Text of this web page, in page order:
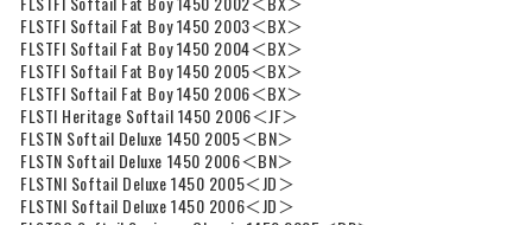
FLSTFI Softail Fat Boy 1450 2003＜BX＞
FLSTFI Softail Fat Boy 1450 2004＜BX＞
FLSTFI Softail Fat Boy 1450 2005＜BX＞
FLSTFI Softail Fat Boy 1450 2006＜BX＞
FLSTI Heritage Softail 1450 2006＜JF＞
FLSTN Softail Deluxe 1450 2005＜BN＞
FLSTN Softail Deluxe 1450 2006＜BN＞
FLSTNI Softail Deluxe 1450 2005＜JD＞
FLSTNI Softail Deluxe 1450 2006＜JD＞